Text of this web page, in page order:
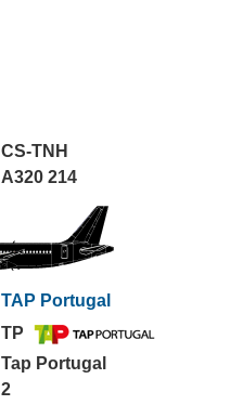
CS-TNH
A320 214
TAP Portugal
TP
Tap Portugal
2